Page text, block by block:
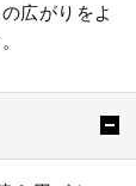
広がりをよ